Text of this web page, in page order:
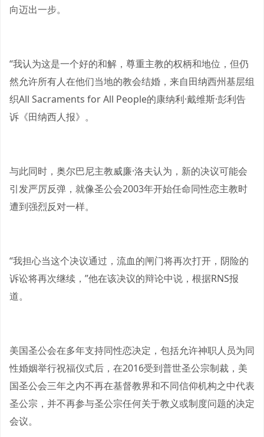
向迈出一步。
“我认为这是一个好的和解，尊重主教的权柄和地位，但仍
然允许所有人在他们当地的教会结婚，来自田纳西州基层组
织All Sacraments for All People的康纳利·戴维斯·彭利告
诉《田纳西人报》。
与此同时，奥尔巴尼主教威廉·洛夫认为，新的决议可能会
引发严厉反弹，就像圣公会2003年开始任命同性恋主教时
遭到强烈反对一样。
“我担心当这个决议通过，流血的闸门将再次打开，阴险的
诉讼将再次继续，”他在该决议的辩论中说，根据RNS报
道。
美国圣公会在多年支持同性恋决定，包括允许神职人员为同
性婚姻举行祝福仪式后，在2016受到普世圣公宗制裁，美
国圣公会三年之内不再在基督教界和不同信仰机构之中代表
圣公宗，并不再参与圣公宗任何关于教义或制度问题的决定
会议。